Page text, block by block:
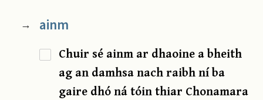
→ ainm
Chuir sé ainm ar dhaoine a bheith
ag an damhsa nach raibh ní ba
gaire dhó ná tóin thiar Chonamara